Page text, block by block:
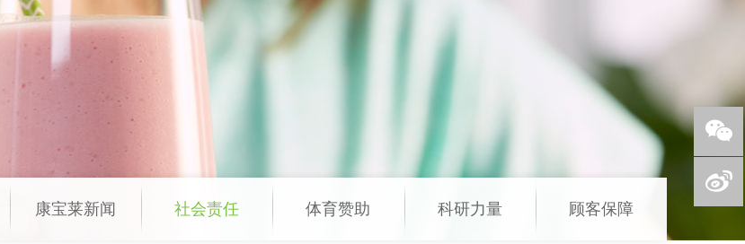
康宝莱新闻 社会责任 体育赞助 科研力量 顾客保障